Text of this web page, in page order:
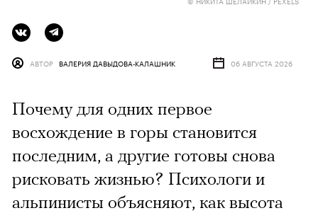
АВТОР ВАЛЕРИЯ ДАВЫДОВА-КАЛАШНИК 06 АВГУСТА 2026
Почему для одних первое
восхождение в горы становится
последним, а другие готовы снова
рисковать жизнью? Психологи и
альпинисты объясняют, как высота